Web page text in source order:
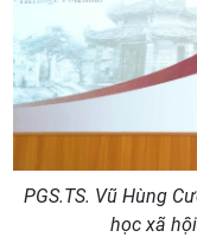
PGS.TS. Vũ Hùng
học xã